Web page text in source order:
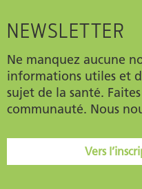
NEWSLETTER
Ne manquez aucune
informations utiles et
sujet de la santé.
communauté. Nous
Vers